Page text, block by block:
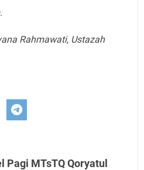
Rahmawati, Ustazah
Pagi MTsTQ Qoryatul